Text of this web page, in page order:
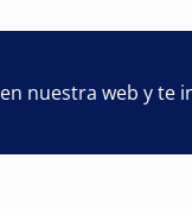
nuestra web y te